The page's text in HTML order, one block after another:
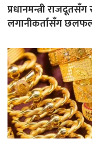
प्रधानमन्त्री राजदूतसँग र
लगानीकर्तासँग